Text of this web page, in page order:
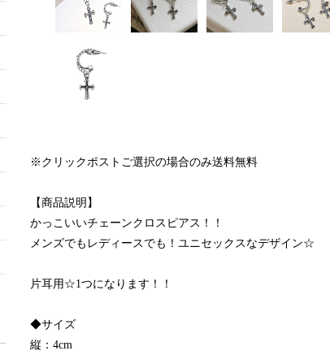
※クリックポストご選択の場合のみ送料無料
【商品説明】
かっこいいチェーンクロスピアス！！
メンズでもレディースでも！ユニセックスなデザイン☆
片耳用☆1つになります！！
◆サイズ
縦：4cm